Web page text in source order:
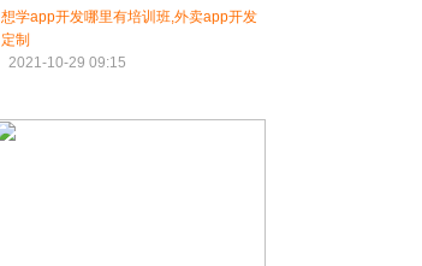
想学app开发哪里有培训班,外卖app开发
定制
2021-10-29 09:15